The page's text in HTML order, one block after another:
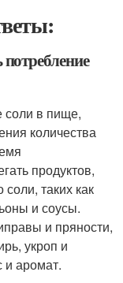
соли в пище,
количества
продуктов,
таких как
и соусы.
и пряности,
укроп и
и аромат.